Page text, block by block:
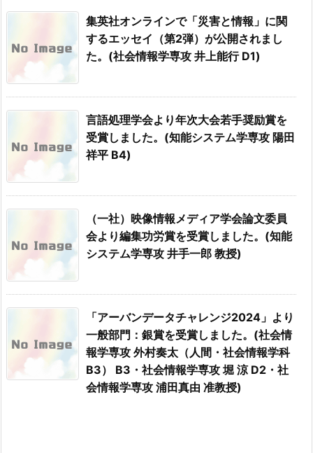
集英社オンラインで「災害と情報」に関
するエッセイ（第2弾）が公開されまし
た。(社会情報学専攻 井上能行 D1)
言語処理学会より年次大会若手奨励賞を
受賞しました。(知能システム学専攻 陽田
祥平 B4)
（一社）映像情報メディア学会論文委員
会より編集功労賞を受賞しました。(知能
システム学専攻 井手一郎 教授)
「アーバンデータチャレンジ2024」より
一般部門：銀賞を受賞しました。(社会情
報学専攻 外村奏太（人間・社会情報学科
B3） B3・社会情報学専攻 堀 涼 D2・社
会情報学専攻 浦田真由 准教授)